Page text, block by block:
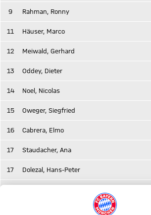
9 Rahman, Ronny
11 Häuser, Marco
12 Meiwald, Gerhard
13 Oddey, Dieter
14 Noel, Nicolas
15 Oweger, Siegfried
16 Cabrera, Elmo
17 Staudacher, Ana
17 Dolezal, Hans-Peter